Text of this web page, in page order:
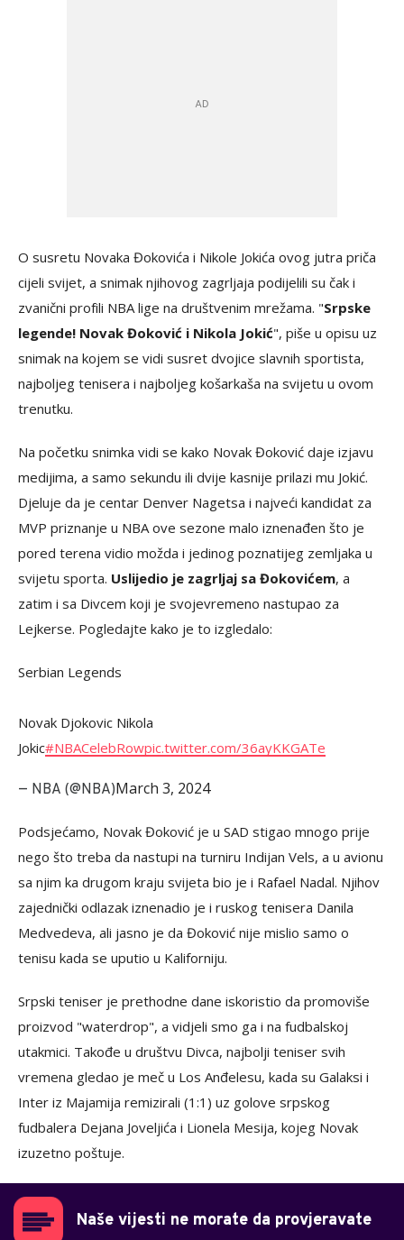
O susretu Novaka Đokovića i Nikole Jokića ovog jutra priča
cijeli svijet, a snimak njihovog zagrljaja podijelili su čak i
zvanični profili NBA lige na društvenim mrežama. "Srpske
legende! Novak Đoković i Nikola Jokić", piše u opisu uz
snimak na kojem se vidi susret dvojice slavnih sportista,
najboljeg tenisera i najboljeg košarkaša na svijetu u ovom
trenutku.
Na početku snimka vidi se kako Novak Đoković daje izjavu
medijima, a samo sekundu ili dvije kasnije prilazi mu Jokić.
Djeluje da je centar Denver Nagetsa i najveći kandidat za
MVP priznanje u NBA ove sezone malo iznenađen što je
pored terena vidio možda i jedinog poznatijeg zemljaka u
svijetu sporta. Uslijedio je zagrljaj sa Đokovićem, a
zatim i sa Divcem koji je svojevremeno nastupao za
Lejkerse. Pogledajte kako je to izgledalo:
Serbian Legends
Novak Djokovic Nikola
Jokic#NBACelebRowpic.twitter.com/36ayKKGATe
— NBA (@NBA)March 3, 2024
Podsjećamo, Novak Đoković je u SAD stigao mnogo prije
nego što treba da nastupi na turniru Indijan Vels, a u avionu
sa njim ka drugom kraju svijeta bio je i Rafael Nadal. Njihov
zajednički odlazak iznenadio je i ruskog tenisera Danila
Medvedeva, ali jasno je da Đoković nije mislio samo o
tenisu kada se uputio u Kaliforniju.
Srpski teniser je prethodne dane iskoristio da promoviše
proizvod "waterdrop", a vidjeli smo ga i na fudbalskoj
utakmici. Takođe u društvu Divca, najbolji teniser svih
vremena gledao je meč u Los Anđelesu, kada su Galaksi i
Inter iz Majamija remizirali (1:1) uz golove srpskog
fudbalera Dejana Joveljića i Lionela Mesija, kojeg Novak
izuzetno poštuje.
Naše vijesti ne morate da provjeravate